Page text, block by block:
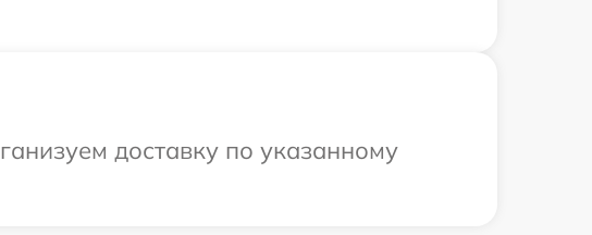
доставку по указанному